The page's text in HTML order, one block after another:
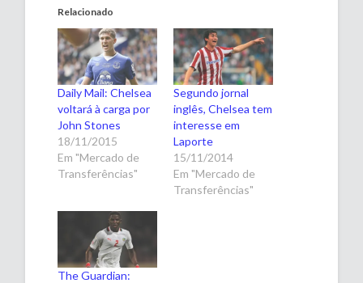
Relacionado
Daily Mail: Chelsea
voltará à carga por
John Stones
18/11/2015
Em "Mercado de
Transferências"
Segundo jornal
inglês, Chelsea tem
interesse em
Laporte
15/11/2014
Em "Mercado de
Transferências"
The Guardian: